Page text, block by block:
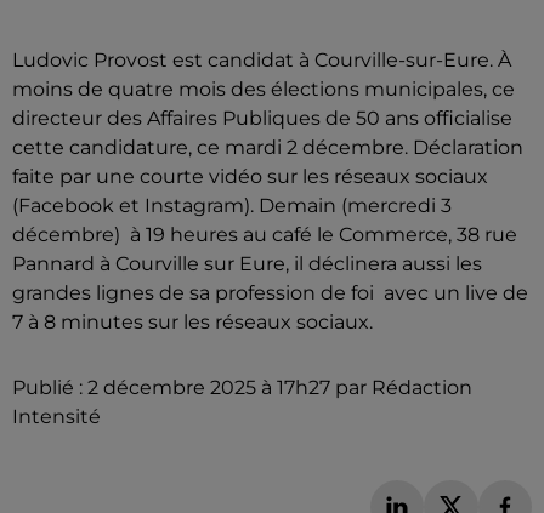
Ludovic Provost est candidat à Courville-sur-Eure. À
moins de quatre mois des élections municipales, ce
directeur des Affaires Publiques de 50 ans officialise
cette candidature, ce mardi 2 décembre. Déclaration
faite par une courte vidéo sur les réseaux sociaux
(Facebook et Instagram). Demain (mercredi 3
décembre) à 19 heures au café le Commerce, 38 rue
Pannard à Courville sur Eure, il déclinera aussi les
grandes lignes de sa profession de foi avec un live de
7 à 8 minutes sur les réseaux sociaux.
Publié : 2 décembre 2025 à 17h27 par Rédaction
Intensité